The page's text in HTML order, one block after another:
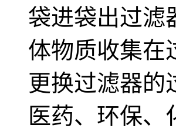
袋进袋出过滤
体物质收集在
更换过滤器的
医药、环保、